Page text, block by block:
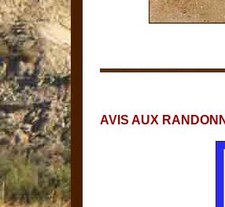
AVIS AUX